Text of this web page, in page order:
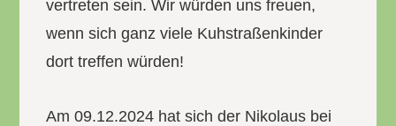
vertreten sein. Wir würden uns freuen,
wenn sich ganz viele Kuhstraßenkinder
dort treffen würden!
Am 09.12.2024 hat sich der Nikolaus bei